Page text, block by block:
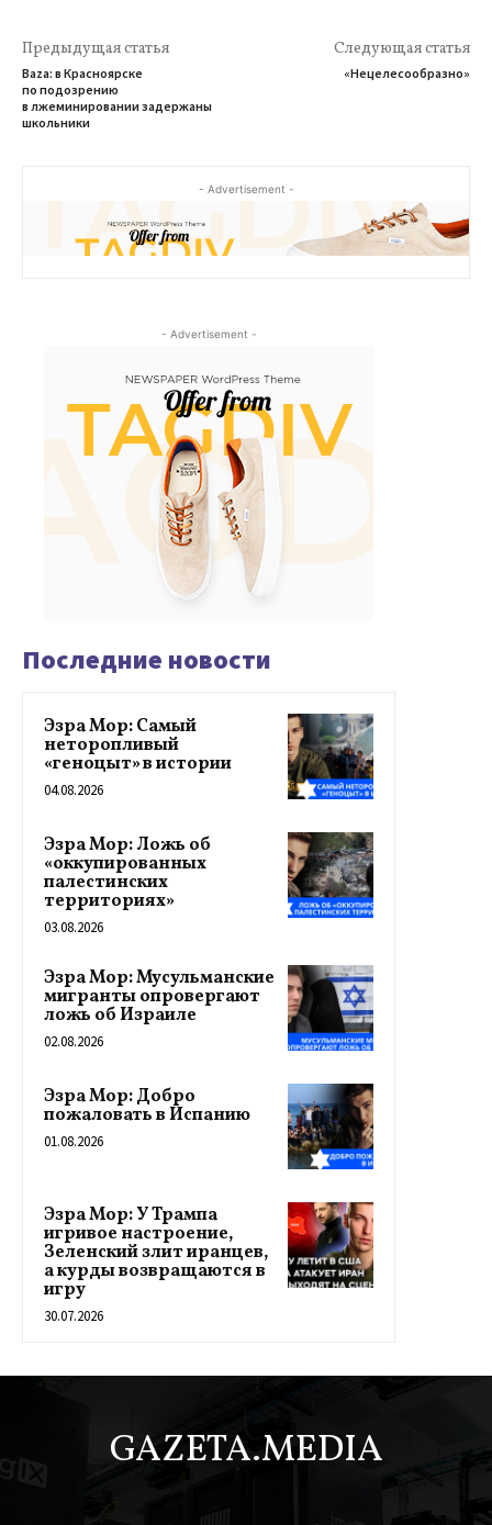
Предыдущая статья
Baza: в Красноярске
по подозрению
в лжеминировании задержаны
школьники
Следующая статья
«Нецелесообразно»
- Advertisement -
- Advertisement -
Последние новости
Эзра Мор: Самый
неторопливый
«геноцыт» в истории
04.08.2026
Эзра Мор: Ложь об
«оккупированных
палестинских
территориях»
03.08.2026
Эзра Мор: Мусульманские
мигранты опровергают
ложь об Израиле
02.08.2026
Эзра Мор: Добро
пожаловать в Испанию
01.08.2026
Эзра Мор: У Трампа
игривое настроение,
Зеленский злит иранцев,
а курды возвращаются в
игру
30.07.2026
GAZETA.MEDIA